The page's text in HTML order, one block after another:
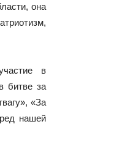
она
в
битве за
«За
нашей